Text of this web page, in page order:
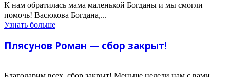
К нам обратилась мама маленькой Богданы и мы смогли
помочь! Васюкова Богдана,...
Узнать больше
Плясунов Роман — сбор закрыт!